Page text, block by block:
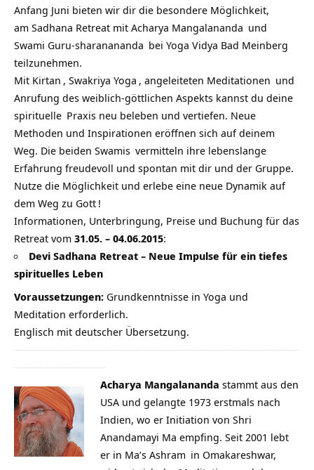
Anfang Juni bieten wir dir die besondere Möglichkeit,
am Sadhana Retreat mit Acharya Mangalananda und
Swami Guru-sharanananda bei Yoga Vidya Bad Meinberg
teilzunehmen.
Mit Kirtan , Swakriya Yoga , angeleiteten Meditationen und
Anrufung des weiblich-göttlichen Aspekts kannst du deine
spirituelle Praxis neu beleben und vertiefen. Neue
Methoden und Inspirationen eröffnen sich auf deinem
Weg. Die beiden Swamis vermitteln ihre lebenslange
Erfahrung freudevoll und spontan mit dir und der Gruppe.
Nutze die Möglichkeit und erlebe eine neue Dynamik auf
dem Weg zu Gott !
Informationen, Unterbringung, Preise und Buchung für das
Retreat vom 31.05. – 04.06.2015:
Devi Sadhana Retreat – Neue Impulse für ein tiefes
spirituelles Leben
Voraussetzungen: Grundkenntnisse in Yoga und
Meditation erforderlich.
Englisch mit deutscher Übersetzung.
—————————————————————————————
—————————-
Acharya Mangalananda stammt aus den
USA und gelangte 1973 erstmals nach
Indien, wo er Initiation von Shri
Anandamayi Ma empfing. Seit 2001 lebt
er in Ma’s Ashram in Omakareshwar,